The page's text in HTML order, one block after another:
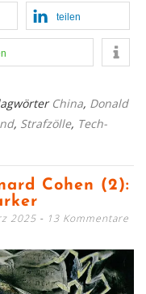
teilen
China, Donald
, Strafzölle, Tech-
Cohen (2):
2025 13 Kommentare